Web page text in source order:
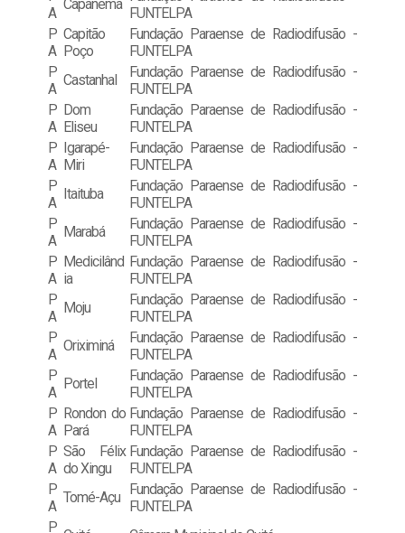
A
Capanema
FUNTELPA
P
A
Capitão
Poço
Fundação Paraense de Radiodifusão -
FUNTELPA
P
A
Castanhal
Fundação Paraense de Radiodifusão -
FUNTELPA
P
A
Dom
Eliseu
Fundação Paraense de Radiodifusão -
FUNTELPA
P
A
Igarapé-
Miri
Fundação Paraense de Radiodifusão -
FUNTELPA
P
A
Itaituba
Fundação Paraense de Radiodifusão -
FUNTELPA
P
A
Marabá
Fundação Paraense de Radiodifusão -
FUNTELPA
P
A
Medicilând
ia
Fundação Paraense de Radiodifusão -
FUNTELPA
P
A
Moju
Fundação Paraense de Radiodifusão -
FUNTELPA
P
A
Oriximiná
Fundação Paraense de Radiodifusão -
FUNTELPA
P
A
Portel
Fundação Paraense de Radiodifusão -
FUNTELPA
P
A
Rondon do
Pará
Fundação Paraense de Radiodifusão -
FUNTELPA
P
A
São Félix
do Xingu
Fundação Paraense de Radiodifusão -
FUNTELPA
P
A
Tomé-Açu Fundação Paraense de Radiodifusão -
FUNTELPA
P